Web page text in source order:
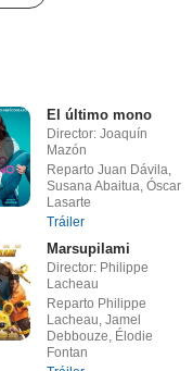
El último mono
Director: Joaquín
Mazón
Reparto Juan Dávila,
Susana Abaitua, Óscar
Lasarte
Tráiler
Marsupilami
Director: Philippe
Lacheau
Reparto Philippe
Lacheau, Jamel
Debbouze, Élodie
Fontan